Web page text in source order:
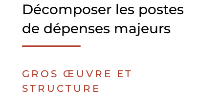
Décomposer les postes
de dépenses majeurs
GROS ŒUVRE ET
STRUCTURE